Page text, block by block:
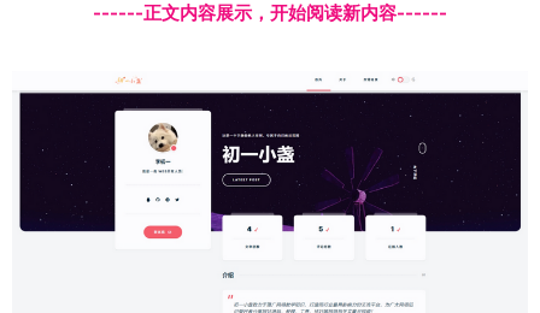
------正文内容展示，开始阅读新内容------